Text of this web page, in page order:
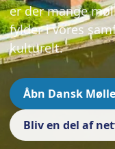
er der mange
fylder i vores
kulturelt.
Åbn Dansk
Bliv en del af